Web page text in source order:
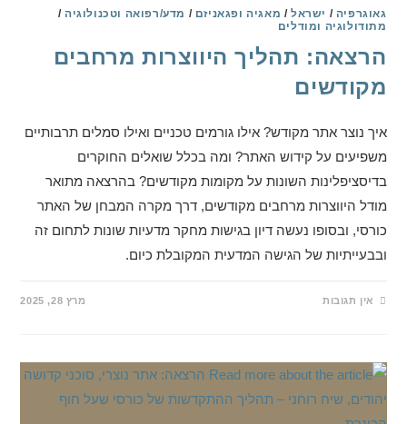
גאוגרפיה / ישראל / מאגיה ופגאניזם / מדע/רפואה וטכנולוגיה /
מתודולוגיה ומודלים
הרצאה: תהליך היווצרות מרחבים
מקודשים
איך נוצר אתר מקודש? אילו גורמים טכניים ואילו סמלים תרבותיים
משפיעים על קידוש האתר? ומה בכלל שואלים החוקרים
בדיסציפלינות השונות על מקומות מקודשים? בהרצאה מתואר
מודל היווצרות מרחבים מקודשים, דרך מקרה המבחן של האתר
כורסי, ובסופו נעשה דיון בגישות מחקר מדעיות שונות לתחום זה
ובבעייתיות של הגישה המדעית המקובלת כיום.
אין תגובות מרץ 28, 2025